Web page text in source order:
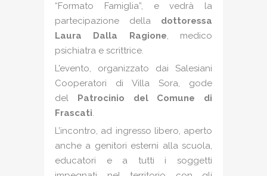
“Formato Famiglia”, e vedrà la
partecipazione della dottoressa
Laura Dalla Ragione, medico
psichiatra e scrittrice.
L’evento, organizzato dai Salesiani
Cooperatori di Villa Sora, gode
del Patrocinio del Comune di
Frascati.
L’incontro, ad ingresso libero, aperto
anche a genitori esterni alla scuola,
educatori e a tutti i soggetti